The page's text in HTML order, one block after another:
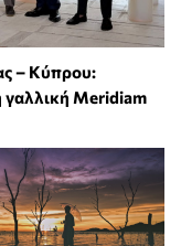
– Κύπρου:
Meridiam